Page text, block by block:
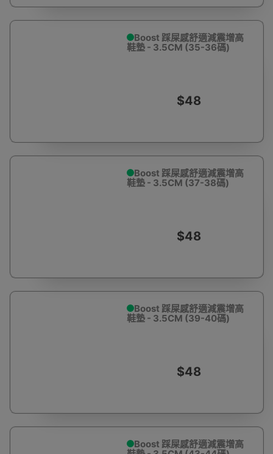
Boost 踩屎感舒適減震增高
鞋墊 - 3.5CM (35-36碼)
$48
Boost 踩屎感舒適減震增高
鞋墊 - 3.5CM (37-38碼)
$48
Boost 踩屎感舒適減震增高
鞋墊 - 3.5CM (39-40碼)
$48
Boost 踩屎感舒適減震增高